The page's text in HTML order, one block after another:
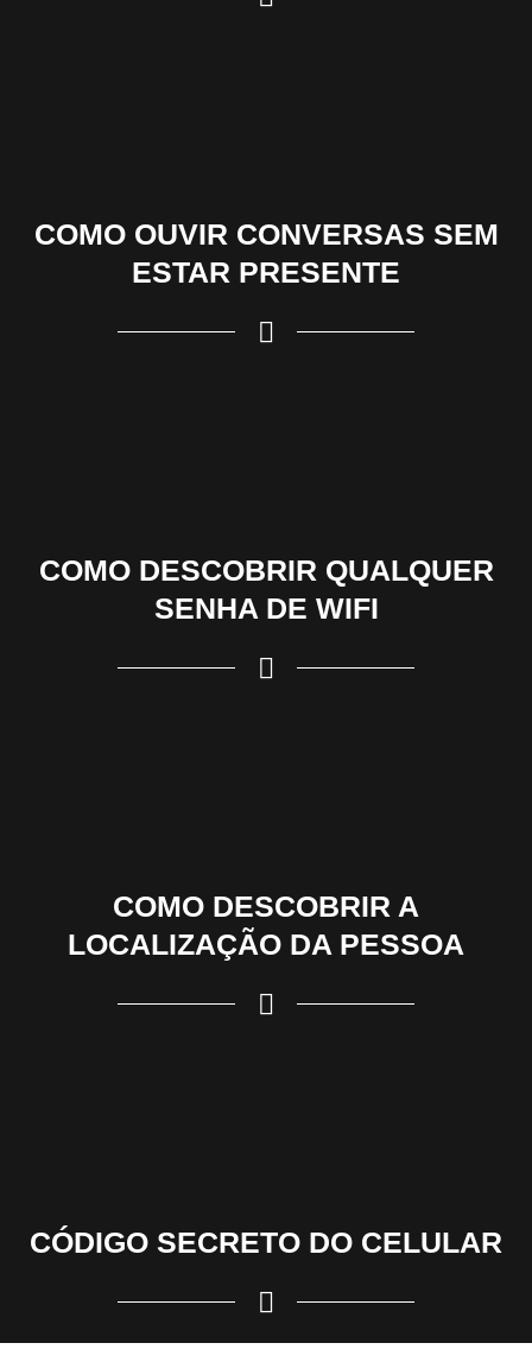
COMO OUVIR CONVERSAS SEM
ESTAR PRESENTE
COMO DESCOBRIR QUALQUER
SENHA DE WIFI
COMO DESCOBRIR A
LOCALIZAÇÃO DA PESSOA
CÓDIGO SECRETO DO CELULAR